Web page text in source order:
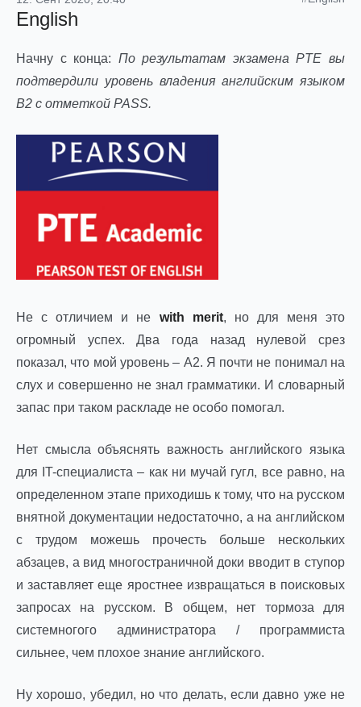
English
Начну с конца: По результатам экзамена PTE вы
подтвердили уровень владения английским языком
B2 с отметкой PASS.
Не с отличием и не with merit, но для меня это
огромный успех. Два года назад нулевой срез
показал, что мой уровень – A2. Я почти не понимал на
слух и совершенно не знал грамматики. И словарный
запас при таком раскладе не особо помогал.
Нет смысла объяснять важность английского языка
для IT-специалиста – как ни мучай гугл, все равно, на
определенном этапе приходишь к тому, что на русском
внятной документации недостаточно, а на английском
с трудом можешь прочесть больше нескольких
абзацев, а вид многостраничной доки вводит в ступор
и заставляет еще яростнее извращаться в поисковых
запросах на русском. В общем, нет тормоза для
системногого администратора / программиста
сильнее, чем плохое знание английского.
Ну хорошо, убедил, но что делать, если давно уже не